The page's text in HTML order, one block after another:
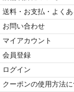
送料・お支払・よくあ
お問い合わせ
マイアカウント
会員登録
ログイン
クーポンの使用方法